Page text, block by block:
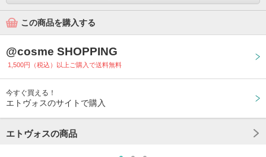
この商品を購入する
@cosme SHOPPING
1,500円（税込）以上ご購入で送料無料
今すぐ買える！
エトヴォスのサイトで購入
エトヴォスの商品